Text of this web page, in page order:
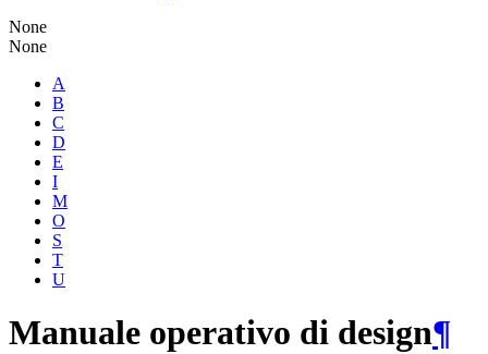
None
None
A
B
C
D
E
I
M
O
S
T
U
Manuale operativo di design¶